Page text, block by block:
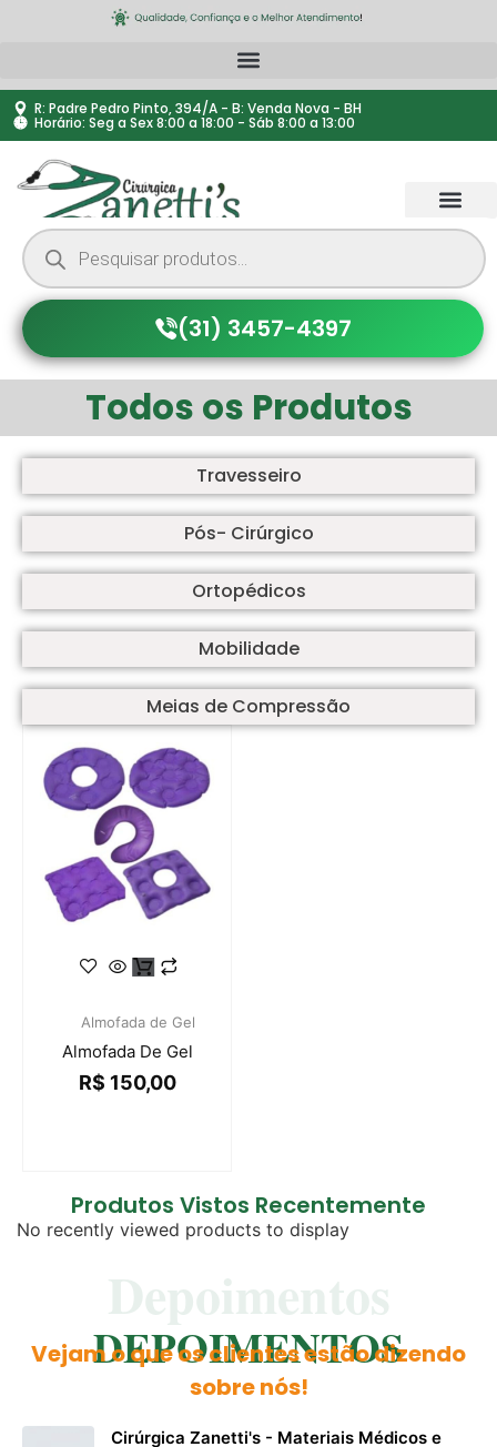
R: Padre Pedro Pinto, 394/A - B: Venda Nova - BH
Horário: Seg a Sex 8:00 a 18:00 - Sáb 8:00 a 13:00
(31) 3457-4397
Todos os Produtos
Travesseiro
Pós- Cirúrgico
Ortopédicos
Mobilidade
Meias de Compressão
Almofada de Gel
Almofada De Gel
R$ 150,00
Produtos Vistos Recentemente
No recently viewed products to display
DEPOIMENTOS
Vejam o que os clientes estão dizendo
sobre nós!
Cirúrgica Zanetti's - Materiais Médicos e